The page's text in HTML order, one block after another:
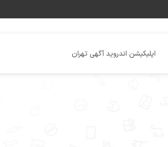
اپلیکیشن اندروید آگهی تهران